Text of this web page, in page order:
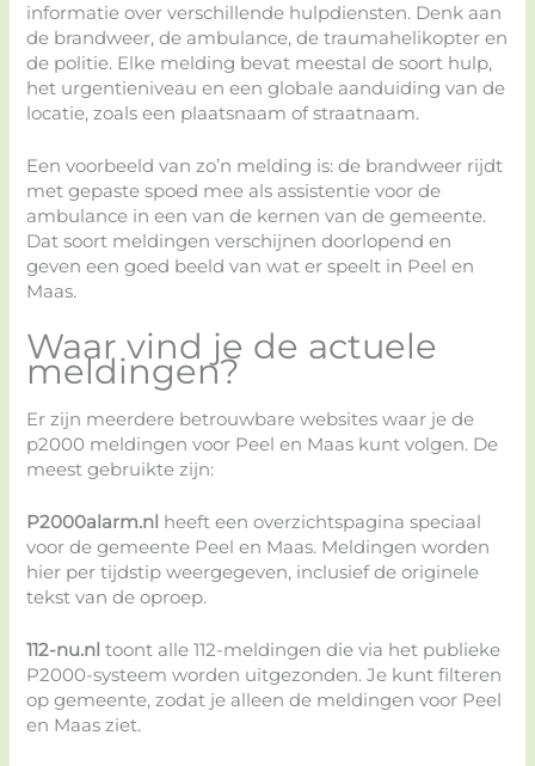
informatie over verschillende hulpdiensten. Denk aan
de brandweer, de ambulance, de traumahelikopter en
de politie. Elke melding bevat meestal de soort hulp,
het urgentieniveau en een globale aanduiding van de
locatie, zoals een plaatsnaam of straatnaam.
Een voorbeeld van zo’n melding is: de brandweer rijdt
met gepaste spoed mee als assistentie voor de
ambulance in een van de kernen van de gemeente.
Dat soort meldingen verschijnen doorlopend en
geven een goed beeld van wat er speelt in Peel en
Maas.
Waar vind je de actuele
meldingen?
Er zijn meerdere betrouwbare websites waar je de
p2000 meldingen voor Peel en Maas kunt volgen. De
meest gebruikte zijn:
P2000alarm.nl heeft een overzichtspagina speciaal
voor de gemeente Peel en Maas. Meldingen worden
hier per tijdstip weergegeven, inclusief de originele
tekst van de oproep.
112-nu.nl toont alle 112-meldingen die via het publieke
P2000-systeem worden uitgezonden. Je kunt filteren
op gemeente, zodat je alleen de meldingen voor Peel
en Maas ziet.